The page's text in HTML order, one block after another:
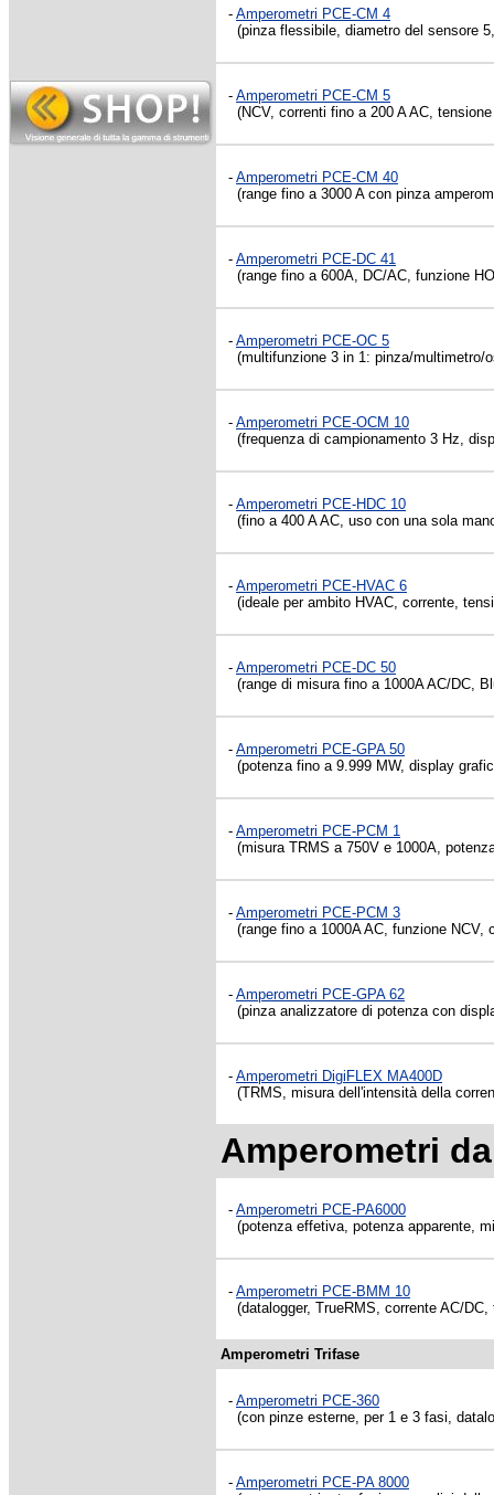
- Amperometri PCE-CM 4
(pinza flessibile, diametro del sensore
- Amperometri PCE-CM 5
(NCV, correnti fino a 200 A AC,
- Amperometri PCE-CM 40
(range fino a 3000 A con pinza
- Amperometri PCE-DC 41
(range fino a 600A, DC/AC, funzione
- Amperometri PCE-OC 5
(multifunzione 3 in 1: pinza/multimetro/
- Amperometri PCE-OCM 10
(frequenza di campionamento 3 Hz,
- Amperometri PCE-HDC 10
(fino a 400 A AC, uso con una sola
- Amperometri PCE-HVAC 6
(ideale per ambito HVAC, corrente,
- Amperometri PCE-DC 50
(range di misura fino a 1000A AC/DC,
- Amperometri PCE-GPA 50
(potenza fino a 9.999 MW, display
- Amperometri PCE-PCM 1
(misura TRMS a 750V e 1000A,
- Amperometri PCE-PCM 3
(range fino a 1000A AC, funzione NCV,
- Amperometri PCE-GPA 62
(pinza analizzatore di potenza con
- Amperometri DigiFLEX MA400D
(TRMS, misura dell'intensità della
Amperometri
- Amperometri PCE-PA6000
(potenza effetiva, potenza apparente,
- Amperometri PCE-BMM 10
(datalogger, TrueRMS, corrente AC/
Amperometri Trifase
- Amperometri PCE-360
(con pinze esterne, per 1 e 3 fasi,
- Amperometri PCE-PA 8000